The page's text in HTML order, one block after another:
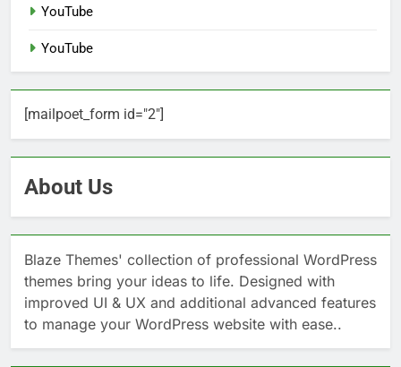
YouTube
YouTube
[mailpoet_form id="2"]
About Us
Blaze Themes' collection of professional WordPress
themes bring your ideas to life. Designed with
improved UI & UX and additional advanced features
to manage your WordPress website with ease..